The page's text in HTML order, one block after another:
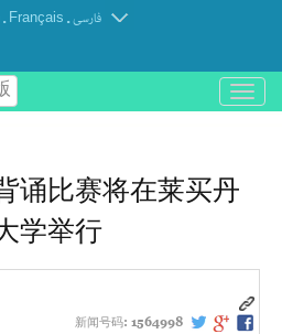
. Français .فارسی
باز
و
诵比赛将在莱买丹
学举行
新闻号码: 1564998